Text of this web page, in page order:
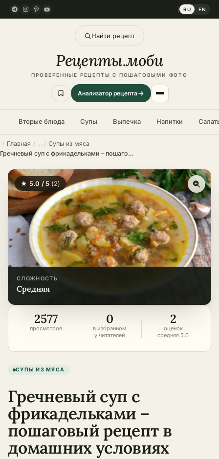
RU EN
Найти рецепт
Рецепты.моби
ПРОВЕРЕННЫЕ РЕЦЕПТЫ С ПОШАГОВЫМИ ФОТО
Анализатор рецепта
Вторые блюда Супы Выпечка Напитки
Главная
Супы из мяса
Гречневый суп с фрикадельками – пошаговый рецепт в домашних условиях
★ 5.0 / 5 (2)
СЛОЖНОСТЬ
средняя
2577
просмотров
0
в избранном
у читателей
2
оценок
средняя 5.0
СУПЫ ИЗ МЯСА
Гречневый суп с
фрикадельками –
пошаговый рецепт в
домашних условиях